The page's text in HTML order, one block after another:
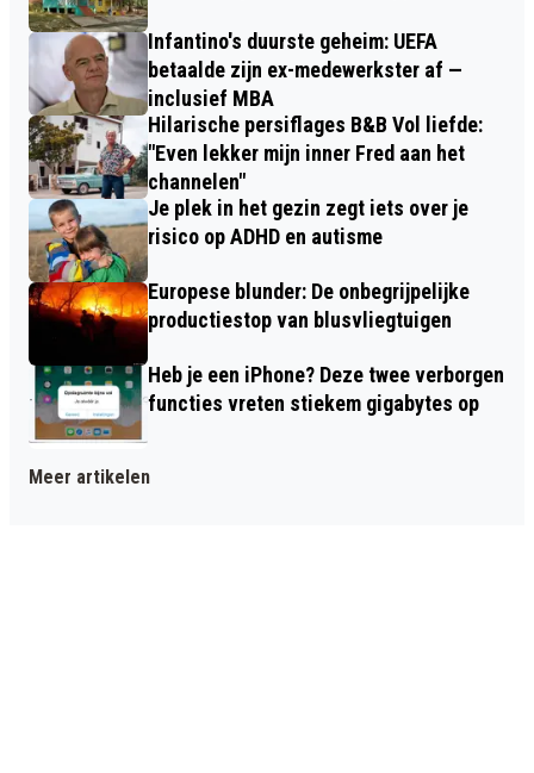
Infantino's duurste geheim: UEFA
betaalde zijn ex-medewerkster af —
inclusief MBA
Hilarische persiflages B&B Vol liefde:
"Even lekker mijn inner Fred aan het
channelen"
Je plek in het gezin zegt iets over je
risico op ADHD en autisme
Europese blunder: De onbegrijpelijke
productiestop van blusvliegtuigen
Heb je een iPhone? Deze twee verborgen
functies vreten stiekem gigabytes op
Meer artikelen